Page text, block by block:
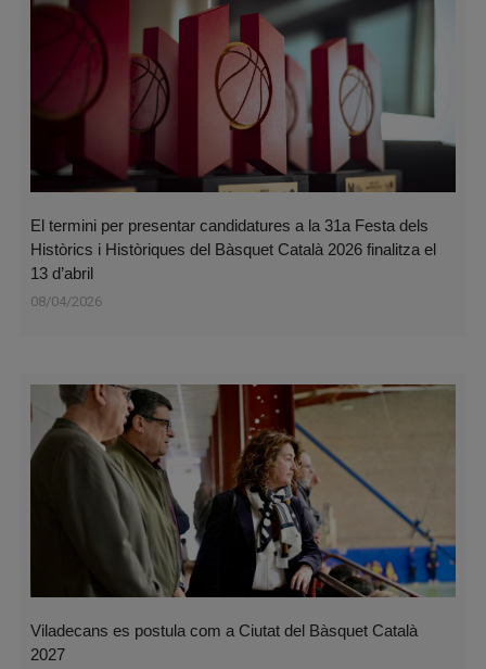
El termini per presentar candidatures a la 31a Festa dels
Històrics i Històriques del Bàsquet Català 2026 finalitza el
13 d’abril
08/04/2026
Viladecans es postula com a Ciutat del Bàsquet Català
2027